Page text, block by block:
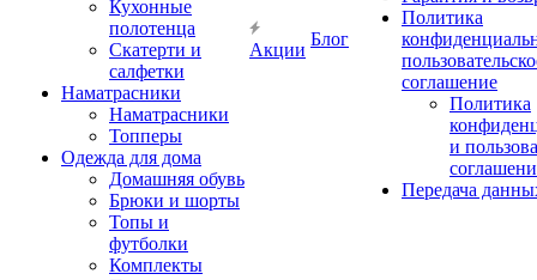
Кухонные
полотенца
Скатерти и
салфетки
Наматрасники
Наматрасники
Топперы
Одежда для дома
Домашняя обувь
Брюки и шорты
Топы и
футболки
Комплекты
Акции
Блог
Политика
соглашение
Политика
и
Передача